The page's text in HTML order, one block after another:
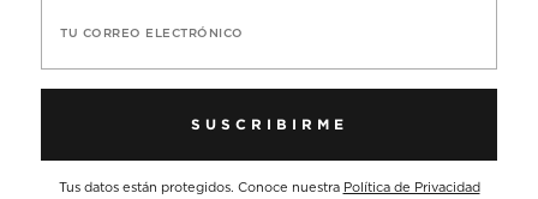
TU CORREO ELECTRÓNICO
SUSCRIBIRME
Tus datos están protegidos. Conoce nuestra Política de Privacidad